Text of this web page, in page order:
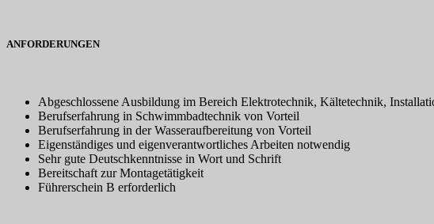
ANFORDERUNGEN
Abgeschlossene Ausbildung im Bereich Elektrotechnik, Kältetechnik,
Berufserfahrung in Schwimmbadtechnik von Vorteil
Berufserfahrung in der Wasseraufbereitung von Vorteil
Eigenständiges und eigenverantwortliches Arbeiten notwendig
Sehr gute Deutschkenntnisse in Wort und Schrift
Bereitschaft zur Montagetätigkeit
Führerschein B erforderlich